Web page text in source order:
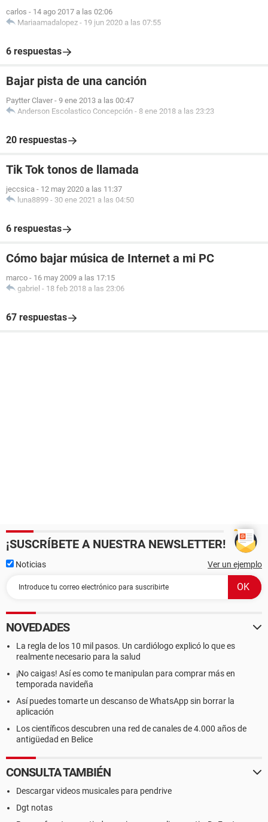
carlos - 14 ago 2017 a las 02:06
Mariaamadalopez - 19 jun 2020 a las 07:55
6 respuestas
Bajar pista de una canción
Paytter Claver - 9 ene 2013 a las 00:47
Anderson Escolastico Concepción - 8 ene 2018 a las 23:23
20 respuestas
Tik Tok tonos de llamada
jeccsica - 12 may 2020 a las 11:37
luna8899 - 30 ene 2021 a las 04:50
6 respuestas
Cómo bajar música de Internet a mi PC
marco - 16 may 2009 a las 17:15
gabriel - 18 feb 2018 a las 23:06
67 respuestas
¡SUSCRÍBETE A NUESTRA NEWSLETTER!
Noticias Ver un ejemplo
NOVEDADES
La regla de los 10 mil pasos. Un cardiólogo explicó lo que es
realmente necesario para la salud
¡No caigas! Así es como te manipulan para comprar más en
temporada navideña
Así puedes tomarte un descanso de WhatsApp sin borrar la
aplicación
Los científicos descubren una red de canales de 4.000 años de
antigüedad en Belice
CONSULTA TAMBIÉN
Descargar videos musicales para pendrive
Dgt notas